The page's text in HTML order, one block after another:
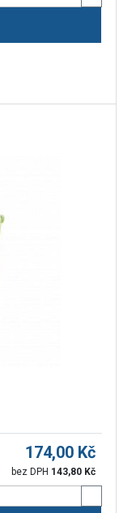
174,00 Kč
bez DPH 143,80 Kč